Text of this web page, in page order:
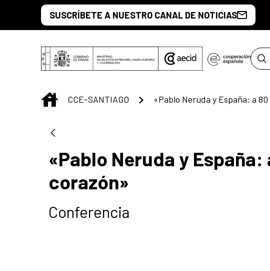
Saltar al contenido principal
SUSCRÍBETE A NUESTRO CANAL DE NOTICIAS
INICIO
CCE-SANTIAGO
«Pablo Neruda y España:
corazón»
Conferencia